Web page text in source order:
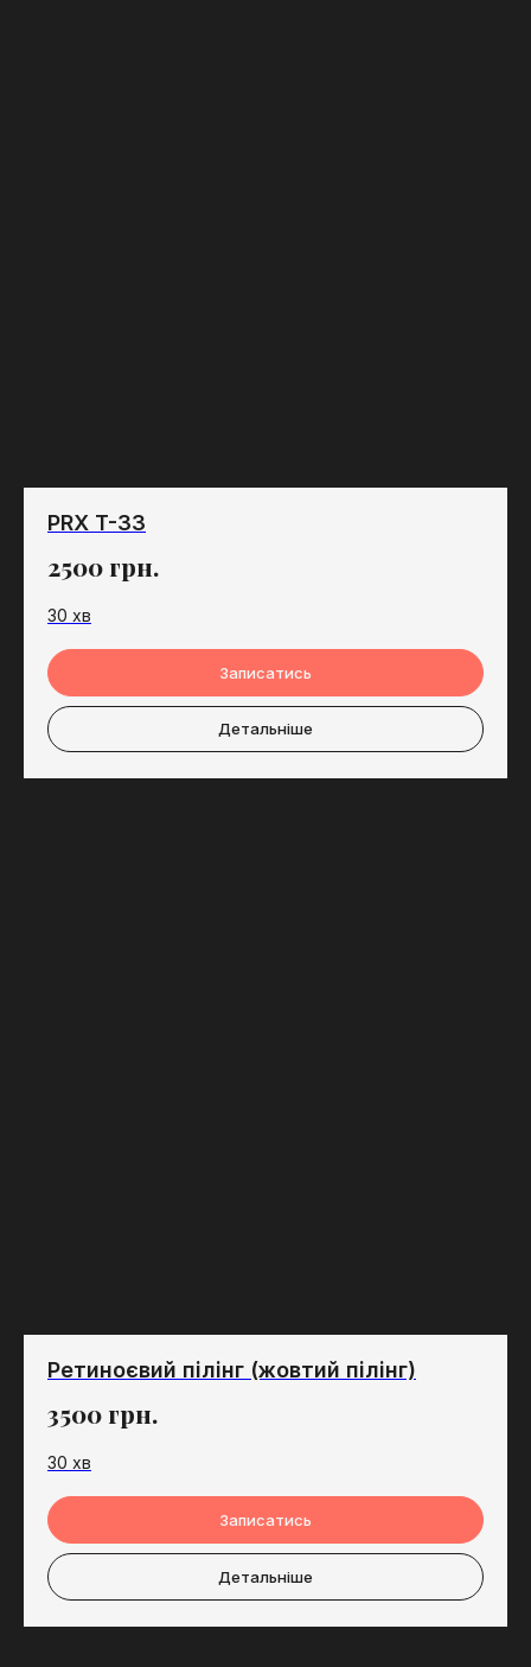
PRX T-33
2500 грн.
30 хв
Записатись
Детальніше
Ретиноєвий пілінг (жовтий пілінг)
3500 грн.
30 хв
Записатись
Детальніше